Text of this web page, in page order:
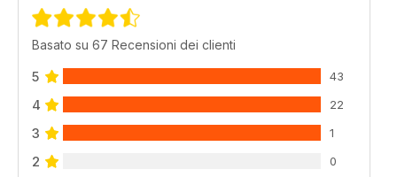
Basato su 67 Recensioni dei clienti
5 43
4 22
3 1
2 0